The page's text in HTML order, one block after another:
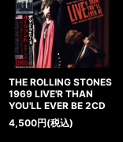
THE ROLLING STONES
1969 LIVE'R THAN
YOU'LL EVER BE 2CD
4,500円(税込)